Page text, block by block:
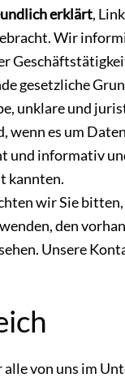
erklärt,
Wir
gesetzliche
unklare und
es um
und informativ
kannten.
wir Sie
den
Unsere
von uns im